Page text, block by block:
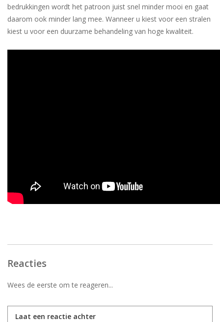
bedrukkingen wordt het patroon juist snel minder mooi en gaat
daarom ook minder lang mee. Wanneer u kiest voor een stralen
kiest u voor een duurzame behandeling van hoge kwaliteit.
Reacties
Wees de eerste om te reageren...
Laat een reactie achter